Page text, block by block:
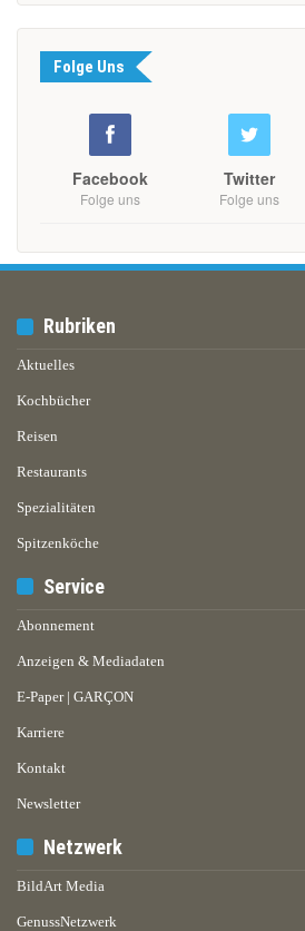
Folge Uns
Facebook
Folge uns
Twitter
Folge uns
Rubriken
Aktuelles
Kochbücher
Reisen
Restaurants
Spezialitäten
Spitzenköche
Service
Abonnement
Anzeigen & Mediadaten
E-Paper | GARÇON
Karriere
Kontakt
Newsletter
Netzwerk
BildArt Media
GenussNetzwerk